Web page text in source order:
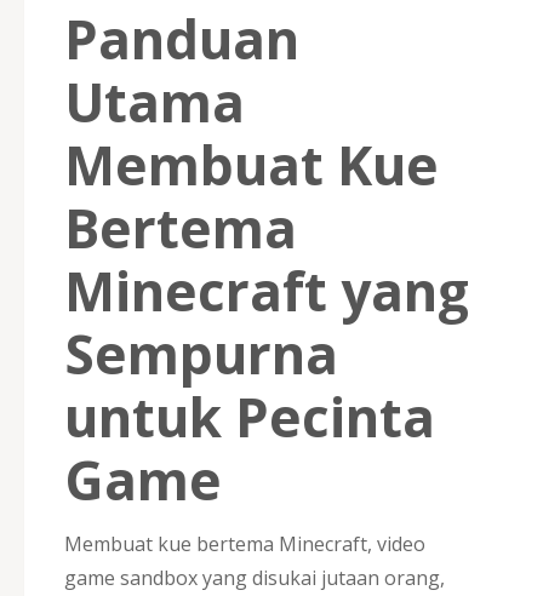
Panduan
Utama
Membuat Kue
Bertema
Minecraft yang
Sempurna
untuk Pecinta
Game
Membuat kue bertema Minecraft, video
game sandbox yang disukai jutaan orang,